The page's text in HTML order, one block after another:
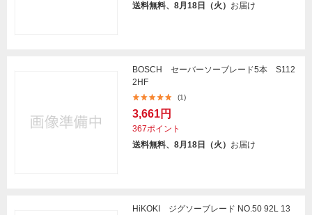
送料無料、8月18日（火） お届け
BOSCH セーバーソーブレード5本 S112
2HF
(1)
3,661円
367ポイント
送料無料、8月18日（火） お届け
HiKOKI ジグソーブレード NO.50 92L 13